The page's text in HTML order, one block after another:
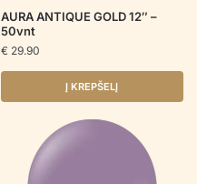
AURA ANTIQUE GOLD 12″ –
50vnt
€ 29.90
Į KREPŠELĮ